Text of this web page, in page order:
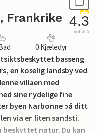
Frankrike 4.3
out of 5
0 Kjæledyr
basseng
en koselig landsby ved
villaen med
sine nydelige fine
byen Narbonne på ditt
via en liten sandsti.
beskyttet natur. Du kan